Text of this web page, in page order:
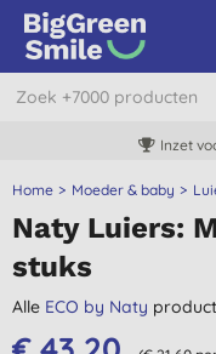
Inzet
Home Moeder & baby
Naty Luiers:
stuks
Alle ECO by Naty